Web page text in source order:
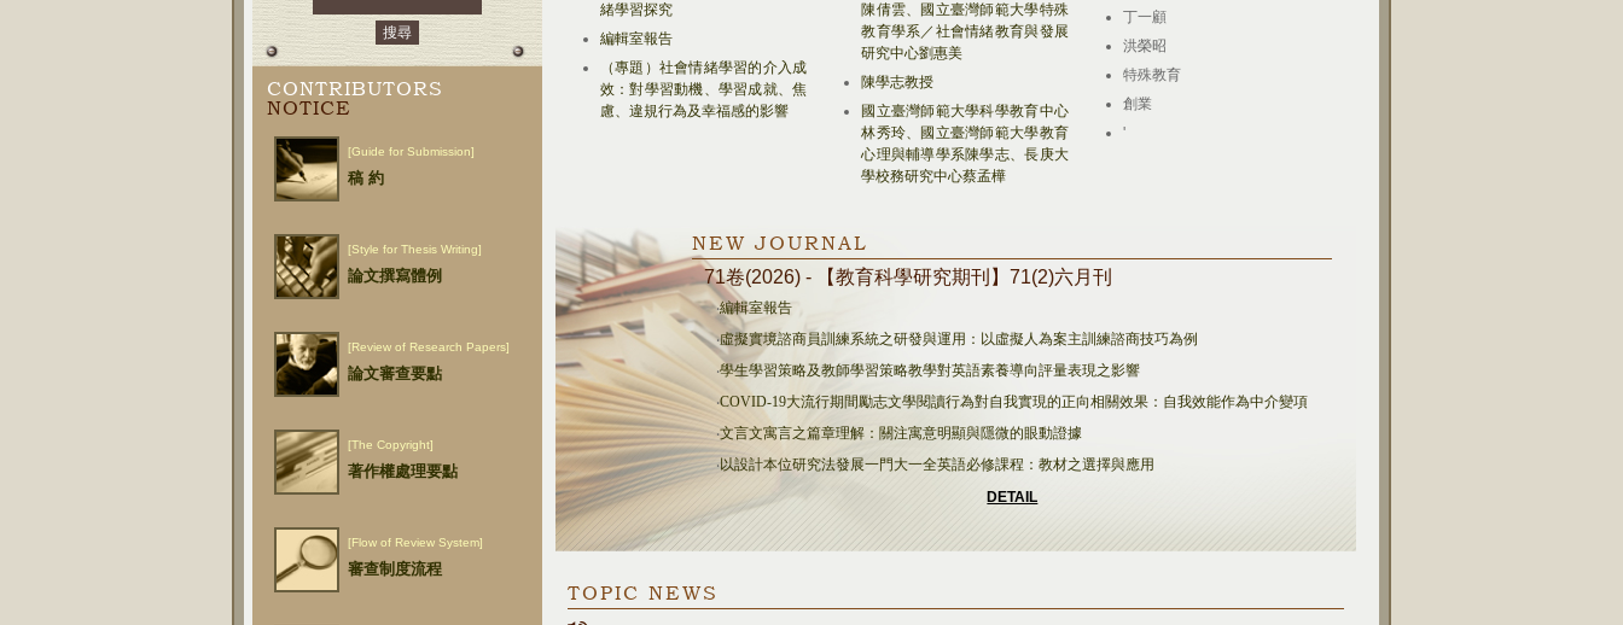
CONTRIBUTORS
NOTICE
[Guide for Submission]
稿 約
[Style for Thesis Writing]
論文撰寫體例
[Review of Research Papers]
論文審查要點
[The Copyright]
著作權處理要點
[Flow of Review System]
審查制度流程
緒學習探究
編輯室報告
（專題）社會情緒學習的介入成
效：對學習動機、學習成就、焦
慮、違規行為及幸福感的影響
陳倩雲、國立臺灣師範大學特殊
教育學系／社會情緒教育與發展
研究中心劉惠美
陳學志教授
國立臺灣師範大學科學教育中心
林秀玲、國立臺灣師範大學教育
心理與輔導學系陳學志、長庚大
學校務研究中心蔡孟樺
丁一顧
洪榮昭
特殊教育
創業
'
NEW JOURNAL
71卷(2026) - 【教育科學研究期刊】71(2)六月刊
‧編輯室報告
‧虛擬實境諮商員訓練系統之研發與運用：以虛擬人為案主訓練諮商技巧為例
‧學生學習策略及教師學習策略教學對英語素養導向評量表現之影響
‧COVID-19大流行期間勵志文學閱讀行為對自我實現的正向相關效果：自我效能作為中介變項
‧文言文寓言之篇章理解：關注寓意明顯與隱微的眼動證據
‧以設計本位研究法發展一門大一全英語必修課程：教材之選擇與應用
DETAIL
TOPIC NEWS